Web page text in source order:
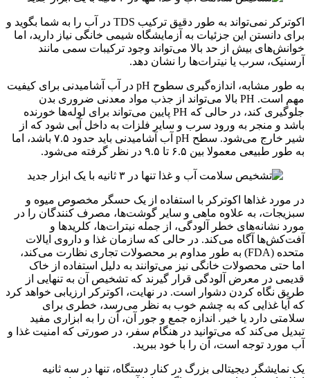
اکوترکر نمی‌تواند به طور دقیق ترکیب TDS در آب را به شما بگوید و
برای دانستن این جزئیات به آزمایشگاه شیمی خانگی نیاز دارید، اما
خوانش‌های بیش از حد بالا می‌تواند وجود ترکیبات سمی مانند
آرسنیک، سرب یا نیترات‌ها را نشان دهد.
به طور مشابه، اندازه‌گیری سطوح pH در آب آشامیدنی برای کیفیت
مهم است. PH بالا می‌تواند از جذب مواد معدنی ضروری بدن
جلوگیری کند، در حالی که PH پایین می‌تواند برای لوله‌ها خورنده
باشد و منجر به ورود سرب و سایر فلزات به داخل آبی شود که از
شیر خارج می‌شود. سطح pH آب آشامیدنی باید حدود ۷.۵ باشد، اما
به طور طبیعی معمولا بین ۶.۵ تا ۹.۵ در نظر گرفته می‌شود.
در مورد غذاها اکوترکر با استفاده از یک حسگر مخصوص میوه و
سبزیجات، به علاوه ماهی و سایر گوشت‌ها، مصرف کنندگان را در
مورد نشانه‌های خطر آلودگی، از جمله نیترات‌ها، کلریدها و
آفت‌کش‌ها آگاه می‌کند. در حالی که سازمان غذا و داروی ایالات
متحده (FDA) به طور مداوم بر محصولات تجاری نظارت می‌کند،
اما حتی محصولات خانگی نیز می‌توانند به دلیل استفاده از خاک
قدیمی در معرض آلودگی قرار گیرند که تشخیص آن به تنهایی از
طریق نگاه کردن دشوار است. در نهایت، اکوترکر ارزیابی خواهد کرد
که آیا غذایی که به چشم خوب به نظر می‌رسد، خطری برای
سلامتی دارد یا خیر. اندازه جمع و جور آن، آن را به ابزاری مفید
تبدیل می‌کند که می‌توانید در هنگام سفر، در صورتی که امنیت غذا و
آب مورد توجه است، آن را با خود ببرید.
یک نمایشگر دیجیتالی بزرگ در کنار دستگاه، تنها در سه ثانیه